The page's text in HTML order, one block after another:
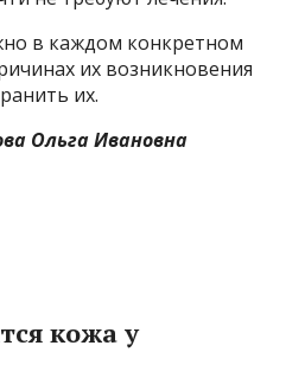
в каждом конкретном
их возникновения
их.
Ольга Ивановна
кожа у